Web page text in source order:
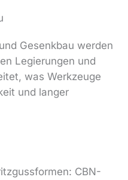
Gesenkbau werden
Legierungen und
was Werkzeuge
und langer
CBN-